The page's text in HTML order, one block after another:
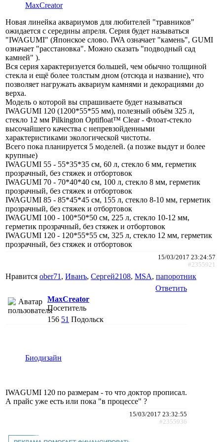
MaxCreator
Новая линейка аквариумов для любителей "травников"
ожидается с середины апреля. Серия будет называться
"IWAGUMI" (Японское слово. IWA означает "камень", GUMI
означает "расстановка". Можно сказать "подводный сад
камней" ).
Вся серия характеризуется большей, чем обычно толщиной
стекла и ещё более толстым дном (отсюда и название), что
позволяет нагружать аквариум камнями и декорациями до
верха.
Модель о которой вы спрашиваете будет называться
IWAGUMI 120 (1200*55*55 мм), полезный объём 325 л,
стекло 12 мм Pilkington Optifloat™ Clear - Флоат-стекло
высочайшего качества с непревзойденными
характеристиками экологической чистоты.
Всего пока планируется 5 моделей. (а позже выдут и более
крупные)
IWAGUMI 55 - 55*35*35 см, 60 л, стекло 6 мм, герметик
прозрачный, без стяжек и отбортовок
IWAGUMI 70 - 70*40*40 см, 100 л, стекло 8 мм, герметик
прозрачный, без стяжек и отбортовок
IWAGUMI 85 - 85*45*45 см, 155 л, стекло 8-10 мм, герметик
прозрачный, без стяжек и отбортовок
IWAGUMI 100 - 100*50*50 см, 225 л, стекло 10-12 мм,
герметик прозрачный, без стяжек и отбортовок
IWAGUMI 120 - 120*55*55 см, 325 л, стекло 12 мм, герметик
прозрачный, без стяжек и отбортовок
15/03/2017 23:24:57
#2355921
Нравится ober71 , Иванъ, Сергей2108, MSA, папоротник
Ответить
MaxCreator
Посетитель
156 51 Подольск
Биодизайн
IWAGUMI 120 по размерам - то что доктор прописал.
А прайс уже есть или пока "в процессе" ?
15/03/2017 23:32:55
#2355936